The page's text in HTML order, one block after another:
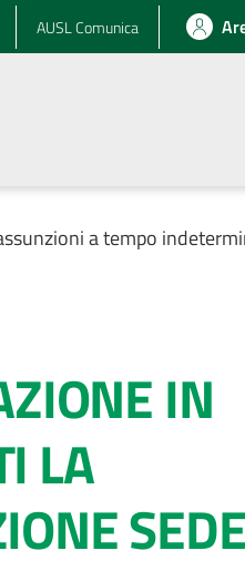
AUSL Comunica
a tempo
IN
LA
SEDE